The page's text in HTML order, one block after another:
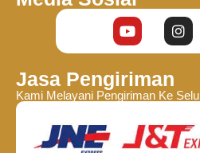
Jasa Pengiriman
Kami Melayani Pengiriman Ke